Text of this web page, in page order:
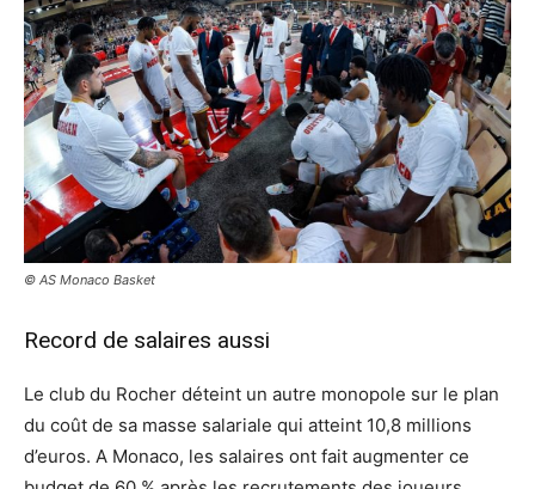
© AS Monaco Basket
Record de salaires aussi
Le club du Rocher déteint un autre monopole sur le plan
du coût de sa masse salariale qui atteint 10,8 millions
d’euros. A Monaco, les salaires ont fait augmenter ce